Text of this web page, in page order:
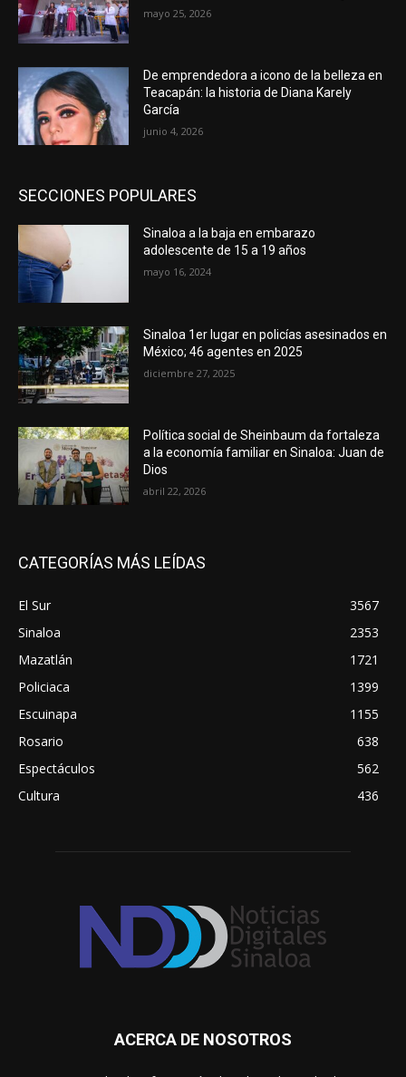
mayo 25, 2026
De emprendedora a icono de la belleza en
Teacapán: la historia de Diana Karely
García
junio 4, 2026
SECCIONES POPULARES
Sinaloa a la baja en embarazo
adolescente de 15 a 19 años
mayo 16, 2024
Sinaloa 1er lugar en policías asesinados en
México; 46 agentes en 2025
diciembre 27, 2025
Política social de Sheinbaum da fortaleza
a la economía familiar en Sinaloa: Juan de
Dios
abril 22, 2026
CATEGORÍAS MÁS LEÍDAS
El Sur
3567
Sinaloa
2353
Mazatlán
1721
Policiaca
1399
Escuinapa
1155
Rosario
638
Espectáculos
562
Cultura
436
ACERCA DE NOSOTROS